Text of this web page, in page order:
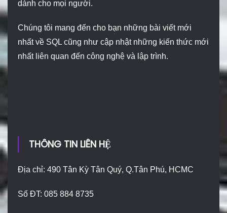
dành cho mọi người.
Chúng tôi mang đến cho bạn những bài viết mới
nhất về SQL cũng như cập nhật những kiến thức mới
nhất liên quan đến công nghệ và lập trình.
THÔNG TIN LIÊN HỆ
Địa chỉ: 490 Tân Kỳ Tân Quý, Q.Tân Phú, HCMC
Số ĐT: 085 884 8735